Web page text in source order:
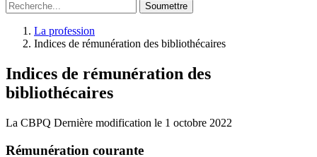
Soumettre
La profession
Indices de rémunération des bibliothécaires
Indices de rémunération des
bibliothécaires
La CBPQ Dernière modification le 1 octobre 2022
Rémunération courante